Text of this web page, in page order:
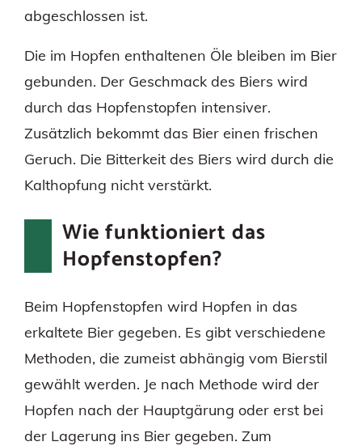
abgeschlossen ist.
Die im Hopfen enthaltenen Öle bleiben im Bier
gebunden. Der Geschmack des Biers wird
durch das Hopfenstopfen intensiver.
Zusätzlich bekommt das Bier einen frischen
Geruch. Die Bitterkeit des Biers wird durch die
Kalthopfung nicht verstärkt.
Wie funktioniert das
Hopfenstopfen?
Beim Hopfenstopfen wird Hopfen in das
erkaltete Bier gegeben. Es gibt verschiedene
Methoden, die zumeist abhängig vom Bierstil
gewählt werden. Je nach Methode wird der
Hopfen nach der Hauptgärung oder erst bei
der Lagerung ins Bier gegeben. Zum